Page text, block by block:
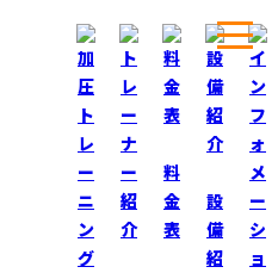
料
金
表
設
備
紹
ールデンウィーク！